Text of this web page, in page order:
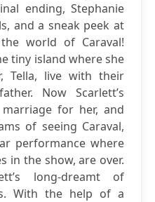
ending, Stephanie
and a sneak peek at
world of Caraval!
tiny island where she
Tella, live with their
Now Scarlett’s
for her, and
of seeing Caraval,
performance where
in the show, are over.
long-dreamt of
With the help of a